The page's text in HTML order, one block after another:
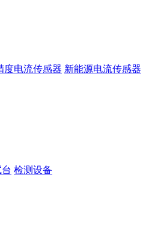
度电流传感器 新能源电流传感器
检测设备